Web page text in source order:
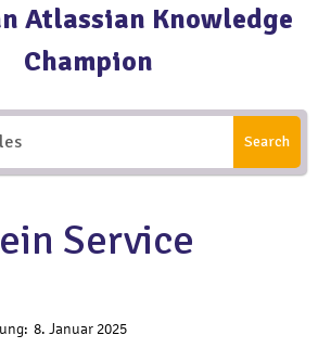
Atlassian Knowledge
Champion
Search
Service
8. Januar 2025